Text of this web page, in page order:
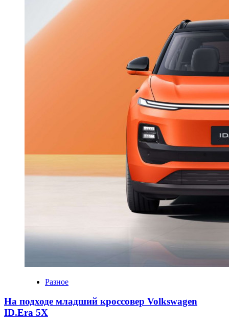
Разное
На подходе младший кроссовер Volkswagen
ID.Era 5X